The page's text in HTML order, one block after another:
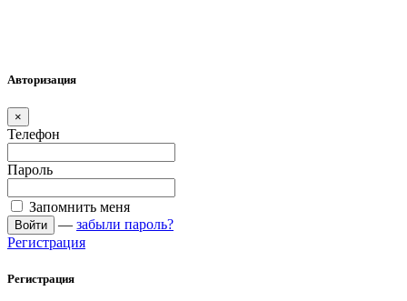
Авторизация
×
Телефон
Пароль
Запомнить меня
Войти — забыли пароль?
Регистрация
Регистрация